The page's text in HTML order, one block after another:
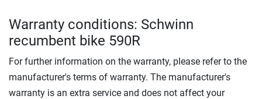
Warranty conditions: Schwinn
recumbent bike 590R
For further information on the warranty, please refer to the
manufacturer's terms of warranty. The manufacturer's
warranty is an extra service and does not affect your